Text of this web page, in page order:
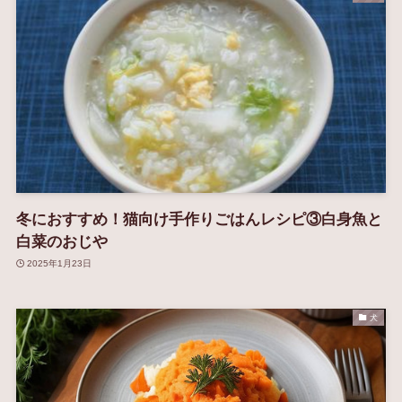
冬におすすめ！猫向け手作りごはんレシピ③白身魚と
白菜のおじや
2025年1月23日
犬